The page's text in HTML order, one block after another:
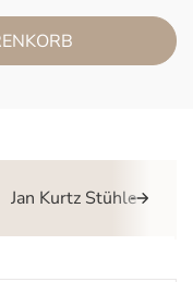
Jan Kurtz Stühle